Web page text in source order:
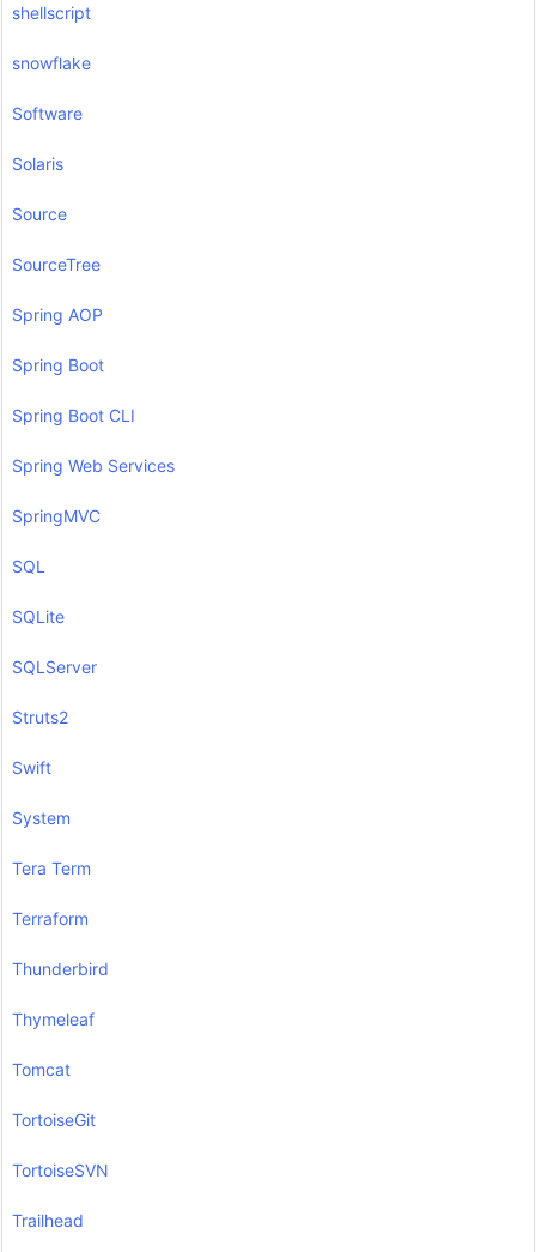
shellscript
snowflake
Software
Solaris
Source
SourceTree
Spring AOP
Spring Boot
Spring Boot CLI
Spring Web Services
SpringMVC
SQL
SQLite
SQLServer
Struts2
Swift
System
Tera Term
Terraform
Thunderbird
Thymeleaf
Tomcat
TortoiseGit
TortoiseSVN
Trailhead